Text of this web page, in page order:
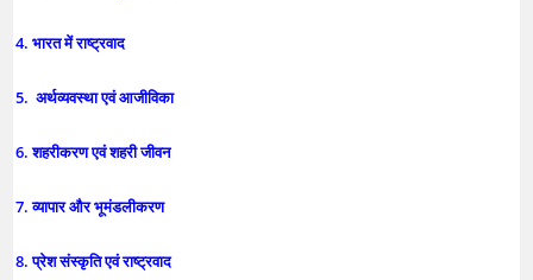
4. भारत में राष्ट्रवाद
5. अर्थव्यवस्था एवं आजीविका
6. शहरीकरण एवं शहरी जीवन
7. व्यापार और भूमंडलीकरण
8. प्रेश संस्कृति एवं राष्ट्रवाद